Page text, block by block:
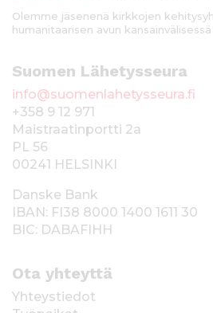
Olemme jäsenenä kirkkojen
humanitaarisen avun
Suomen Lähetysseura
info@suomenlahetysseura.fi
+358 9 12 971
Maistraatinportti 2a
PL 56
00241 HELSINKI
Danske Bank
IBAN: FI38 8000 1400 1611 30
BIC: DABAFIHH
Ota yhteyttä
Yhteystiedot